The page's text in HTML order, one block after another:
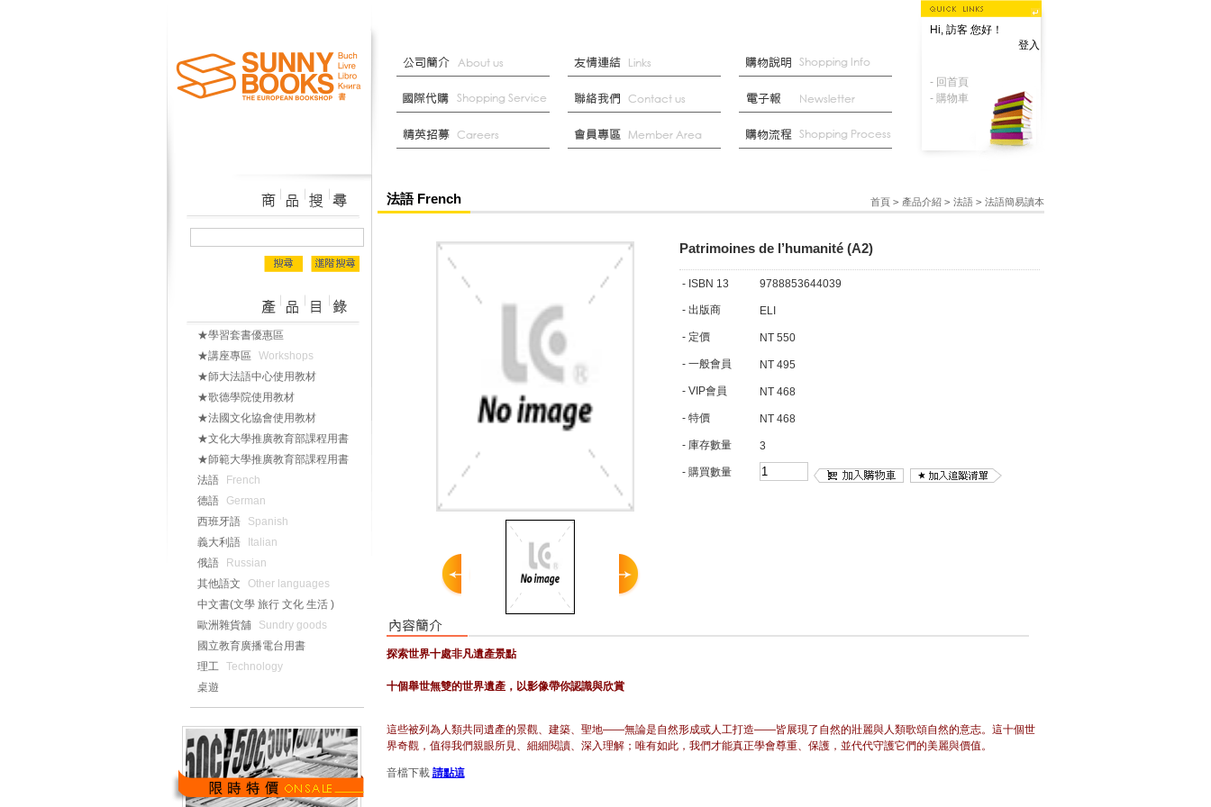
Hi, 訪客 您好！
登入
- 回首頁
- 購物車
★學習套書優惠區
★講座專區
Workshops
★師大法語中心使用教材
★歌德學院使用教材
★法國文化協會使用教材
★文化大學推廣教育部課程用書
★師範大學推廣教育部課程用書
法語
French
德語
German
西班牙語
Spanish
義大利語
Italian
俄語
Russian
其他語文
Other languages
中文書(文學 旅行 文化 生活 )
歐洲雜貨舖
Sundry goods
國立教育廣播電台用書
理工
Technology
桌遊
法語 French 首頁 > 產品介紹 > 法語 > 法語簡易讀本
Patrimoines de l’humanité (A2)
- ISBN 13 9788853644039
- 出版商 ELI
- 定價 NT 550
- 一般會員 NT 495
- VIP會員 NT 468
- 特價 NT 468
- 庫存數量 3
- 購買數量
探索世界十處非凡遺產景點
十個舉世無雙的世界遺產，以影像帶你認識與欣賞
這些被列為人類共同遺產的景觀、建築、聖地——無論是自然形成或人工打造——皆展現了自然的壯麗與人類歌頌自然的意志。這十個世
界奇觀，值得我們親眼所見、細細閱讀、深入理解；唯有如此，我們才能真正學會尊重、保護，並代代守護它們的美麗與價值。
音檔下載 請點這